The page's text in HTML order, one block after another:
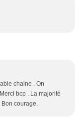
chaine . On
bcp . La majorité
courage.